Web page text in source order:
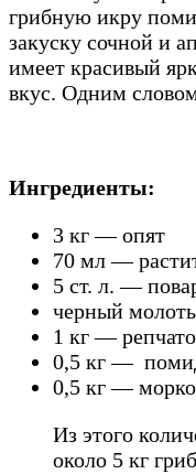
грибную икру
закуску сочной и
имеет красивый
вкус. Одним
Ингредиенты:
3 кг — опят
70 мл —
5 ст. л. —
черный
1 кг —
0,5 кг —
0,5 кг —
Из этого
около 5 кг